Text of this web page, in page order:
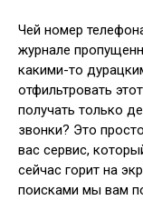
Чей номер
журнале
какими-то
отфильтровать
получать только
звонки? Это
вас сервис,
сейчас горит на
поисками мы вам